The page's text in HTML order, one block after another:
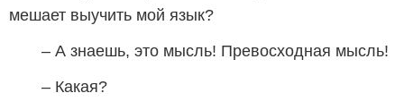
мешает выучить мой язык?
– А знаешь, это мысль! Превосходная мысль!
– Какая?